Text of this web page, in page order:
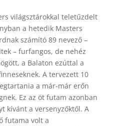
világsztárokkal teletűzdelt
a hetedik Masters
számító 89 nevező –
– furfangos, de nehéz
a Balaton ezúttal a
A tervezett 10
a már-már erőn
Ez az öt futam azonban
kívánt a versenyzőktől. A
futama volt a